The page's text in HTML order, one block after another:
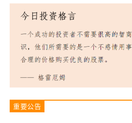
重要公告